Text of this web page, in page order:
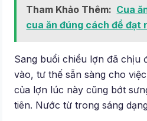
Tham Khảo Thêm: Cua
cua ăn đúng cách để đạt
Sang buổi chiều lợn đã chịu
vào, tư thế sẵn sàng cho
của lợn lúc này cũng bớt
tiên. Nước từ trong sáng